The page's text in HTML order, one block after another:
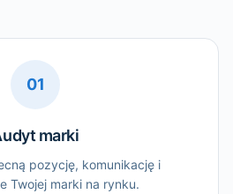
01
marki
pozycję, komunikację i
Twojej marki na rynku.